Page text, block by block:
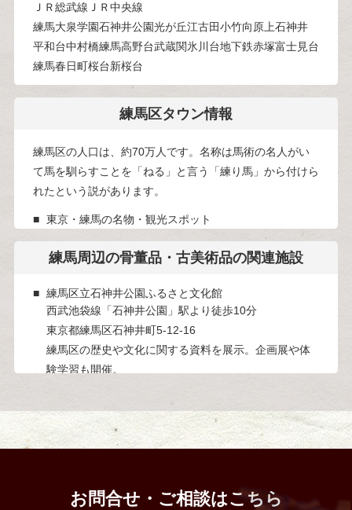
ＪＲ総武線 ＪＲ中央線
練馬大泉学園石神井公園光が丘江古田小竹向原上石神井
平和台中村橋練馬高野台武蔵関氷川台地下鉄赤塚富士見台
練馬春日町桜台新桜台
練馬区タウン情報
練馬区の人口は、約70万人です。名称は馬術の名人がい
て馬を馴らすことを「ねる」と言う「練り馬」から付けら
れたという説があります。
東京・練馬の名物・観光スポット
区の伝統工芸品には、江戸筆があります。江戸時代からさ
まざまな書風を受け入れてきた江戸筆は、その声に応える
り、バラエティに富んだ筆が作られるようになりました。
他に東京染小紋、東京手描友禅なども指定されています。
練馬周辺の骨董品・古美術品の関連施設
練馬区立石神井公園ふるさと文化館
西武池袋線「石神井公園」駅より徒歩10分
東京都練馬区石神井町5-12-16
練馬区の歴史や文化に関する資料を展示。企画展や体
験学習も開催。
東京都練馬区光が丘4-1-1
広大な敷地を持つ公園。フリーマーケットやイベント
西武新宿線「武蔵関」駅周辺
お問合せ・ご相談はこちら